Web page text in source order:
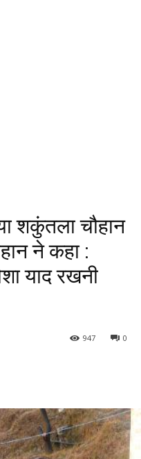
शकुंतला चौहान
ने कहा :
याद रखनी
0
947